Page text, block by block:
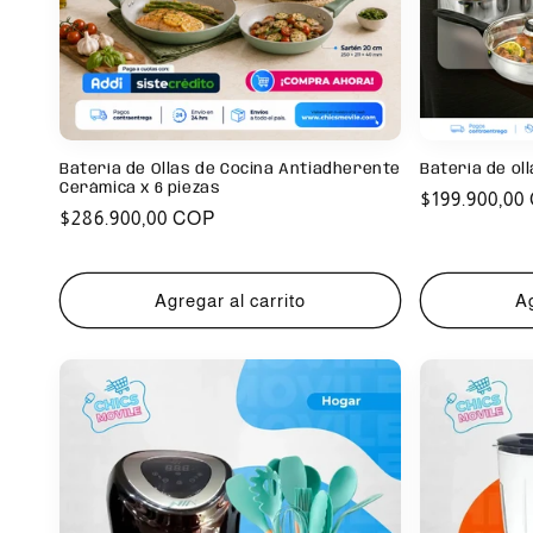
Batería de Ollas de Cocina Antiadherente
Cerámica x 6 piezas
Precio
$286.900,00 COP
Agregar al carrito
Batería de
Precio
$199.900,00